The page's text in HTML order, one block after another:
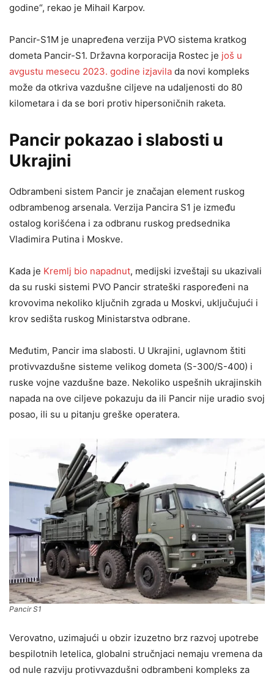
godine“, rekao je Mihail Karpov.
Pancir-S1M je unapređena verzija PVO sistema kratkog
dometa Pancir-S1. Državna korporacija Rostec je još u
avgustu mesecu 2023. godine izjavila da novi kompleks
može da otkriva vazdušne ciljeve na udaljenosti do 80
kilometara i da se bori protiv hipersoničnih raketa.
Pancir pokazao i slabosti u
Ukrajini
Odbrambeni sistem Pancir je značajan element ruskog
odbrambenog arsenala. Verzija Pancira S1 je između
ostalog korišćena i za odbranu ruskog predsednika
Vladimira Putina i Moskve.
Kada je Kremlj bio napadnut, medijski izveštaji su ukazivali
da su ruski sistemi PVO Pancir strateški raspoređeni na
krovovima nekoliko ključnih zgrada u Moskvi, uključujući i
krov sedišta ruskog Ministarstva odbrane.
Međutim, Pancir ima slabosti. U Ukrajini, uglavnom štiti
protivvazdušne sisteme velikog dometa (S-300/S-400) i
ruske vojne vazdušne baze. Nekoliko uspešnih ukrajinskih
napada na ove ciljeve pokazuju da ili Pancir nije uradio svoj
posao, ili su u pitanju greške operatera.
Pancir S1
Verovatno, uzimajući u obzir izuzetno brz razvoj upotrebe
bespilotnih letelica, globalni stručnjaci nemaju vremena da
od nule razviju protivvazdušni odbrambeni kompleks za